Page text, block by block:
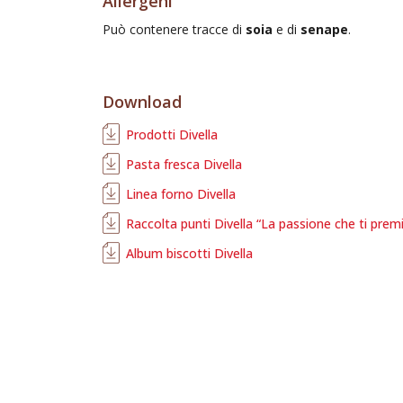
Può contenere tracce di soia e di senape.
Download
Prodotti Divella
Pasta fresca Divella
Linea forno Divella
Raccolta punti Divella “La passione che ti
Album biscotti Divella